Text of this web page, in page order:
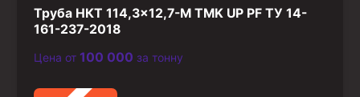
Стропы цепные
Канаты стальные
Элементы линии обвязки
Труба НКТ 114,3×12,7-М TMK UP PF ТУ 14-
161-237-2018
Цена от 100 000 за тонну